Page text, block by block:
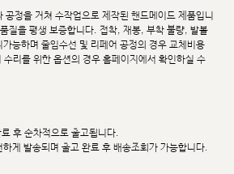
공정을 거쳐 수작업으로 제작된 핸드메이드 제품입니
질을 평생 보증합니다. 접착, 재봉, 부착 불량, 발볼
능하며 줄임수선 및 리페어 공정의 경우 교체비용
리를 위한 옵션의 경우 홈페이지에서 확인하실 수
후 순차적으로 출고됩니다.
게 발송되며 출고 완료 후 배송조회가 가능합니다.